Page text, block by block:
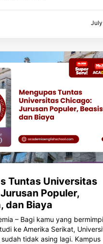
Tuntas Universitas
Populer,
dan Biaya
– Bagi kamu yang bermimpi
ke Amerika Serikat,
tidak asing lagi. Kampus